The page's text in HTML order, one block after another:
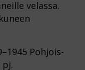
velassa.
Pohjois-
pj.